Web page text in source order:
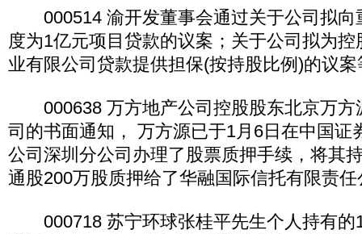
000514 渝开发董事会通过关于公司拟向
度为1亿元项目贷款的议案；关于公司拟为
业有限公司贷款提供担保(按持股比例)的议案
000638 万方地产公司控股股东北京万方
司的书面通知， 万方源已于1月6日在中国证
公司深圳分公司办理了股票质押手续，将其
通股200万股质押给了华融国际信托有限责任
000718 苏宁环球张桂平先生个人持有的